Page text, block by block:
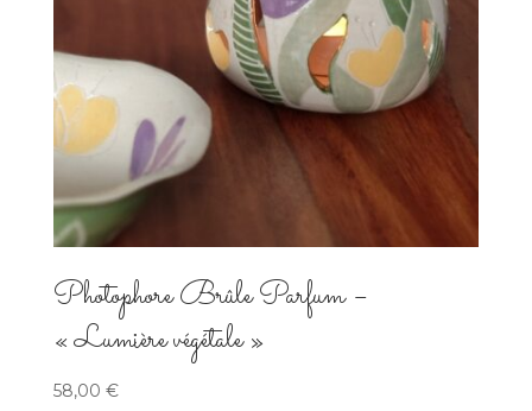
Photophore Brûle Parfum –
« Lumière végétale »
58,00 €